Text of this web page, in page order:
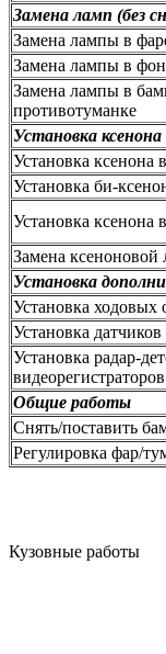
Замена ламп (без
Замена лампы в
Замена лампы в
Замена лампы в
противотуманке
Установка
Установка ксенона
Установка би-
Установка ксенона
Замена
Установка
Установка ходовых
Установка
Установка радар-
видеорегистраторов
Общие работы
Снять/поставить
Регулировка фар/
Кузовные работы